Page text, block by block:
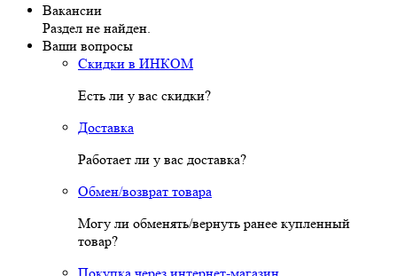
Вакансии
Раздел не найден.
Ваши вопросы
Скидки в ИНКОМ
Есть ли у вас скидки?
Доставка
Работает ли у вас доставка?
Обмен/возврат товара
Могу ли обменять/вернуть ранее купленный
товар?